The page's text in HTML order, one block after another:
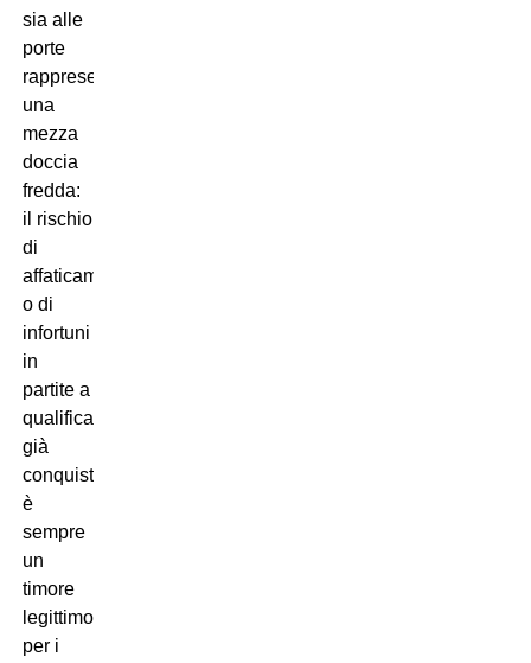
sia alle
porte
rappresenta
una
mezza
doccia
fredda:
il rischio
di
affaticamento
o di
infortuni
in
partite a
qualificazione
già
conquistata
è
sempre
un
timore
legittimo
per i